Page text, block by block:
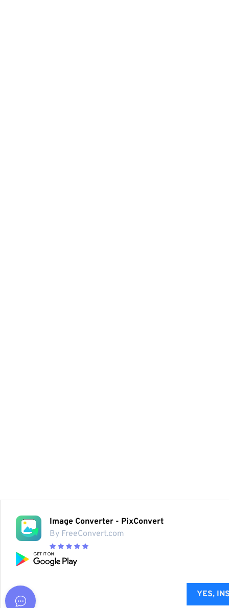
Image Converter - PixConvert
By FreeConvert.com
YES,